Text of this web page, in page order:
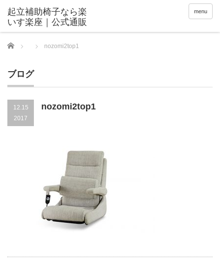
menu
Home nozomi2top1
ブログ
12.15
2017
nozomi2top1